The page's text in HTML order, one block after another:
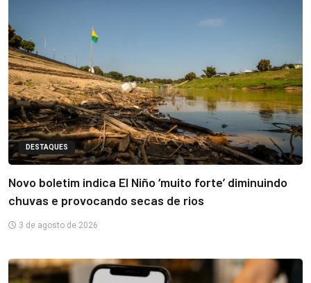
DESTAQUES
Novo boletim indica El Niño ‘muito forte’ diminuindo
chuvas e provocando secas de rios
3 de agosto de 2026